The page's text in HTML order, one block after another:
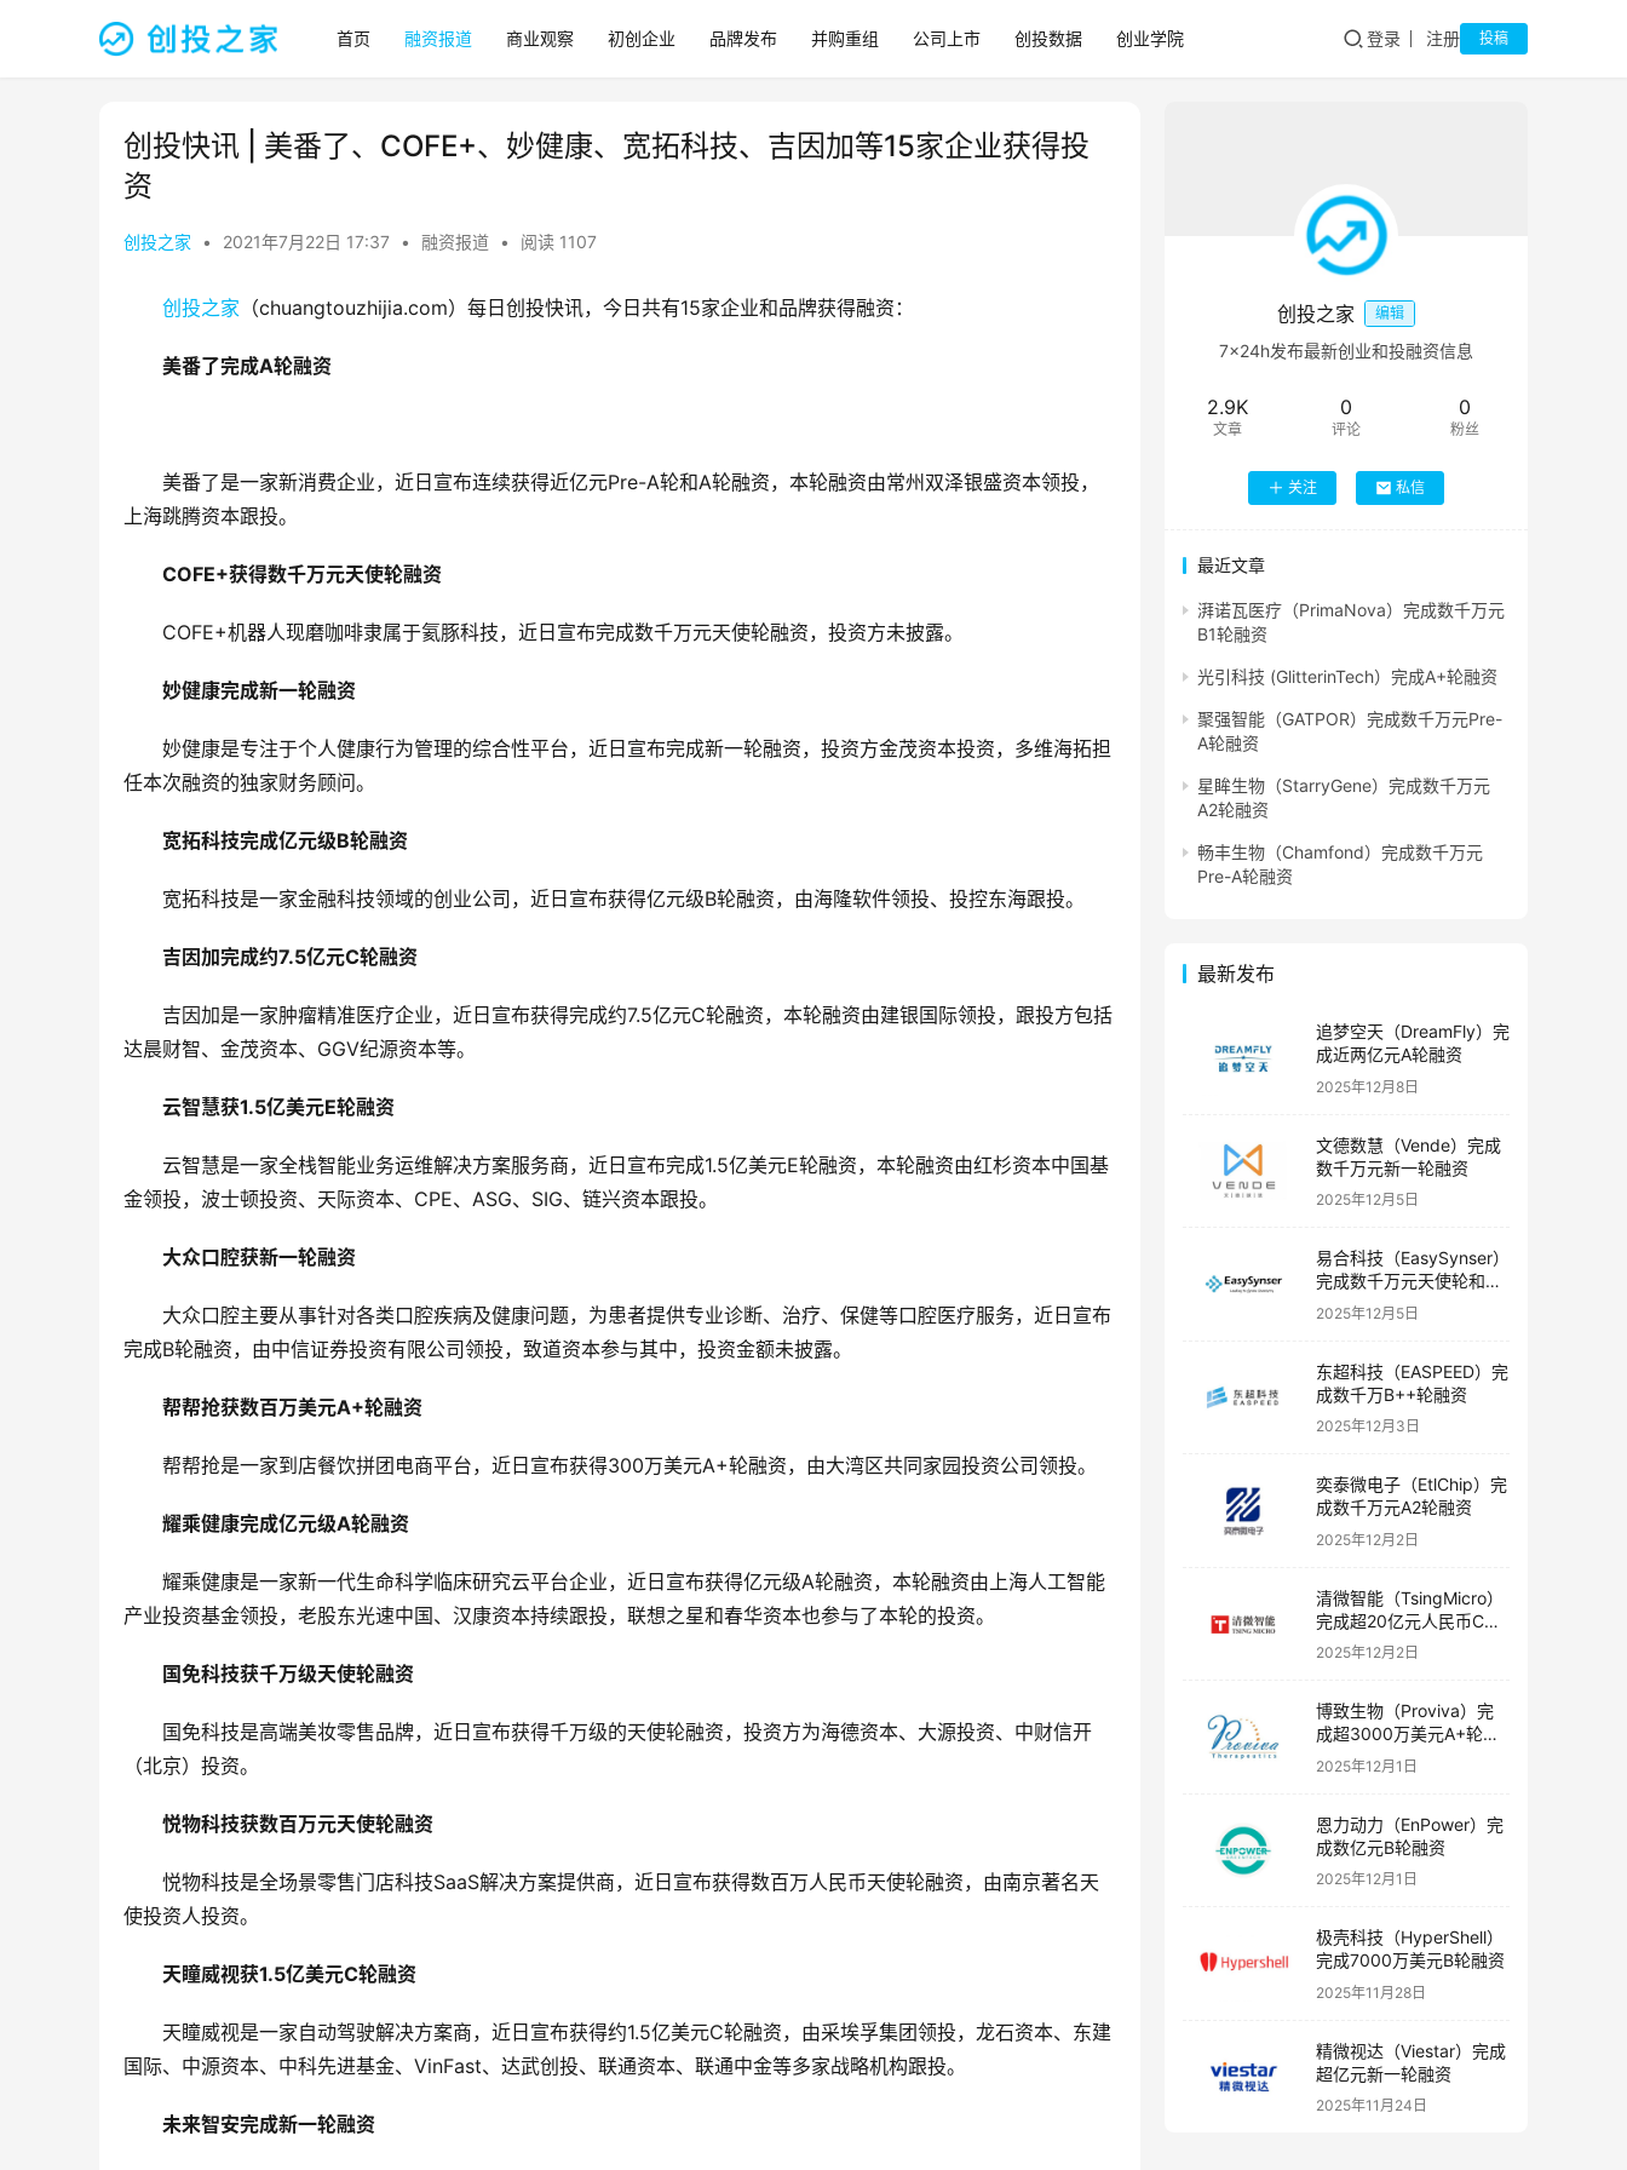
首页 融资报道 商业观察 初创企业 品牌发布 并购重组 公司上市 创投数据 创业学院 登录 注册 投稿
创投快讯 | 美番了、​COFE+、妙健康、宽拓科技、吉因加等15家企业获得投
资
创投之家 • 2021年7月22日 17:37 • 融资报道 • 阅读 1107
创投之家 （chuangtouzhijia.com）每日创投快讯，今日共有15家企业和品牌获得融资：
美番了完成A轮融资
美番了是一家新消费企业，近日宣布连续获得近亿元Pre-A轮和A轮融资，本轮融资由常州双泽银盛资本领投，
上海跳腾资本跟投。
COFE+获得数千万元天使轮融资
COFE+机器人现磨咖啡隶属于氦豚科技，近日宣布完成数千万元天使轮融资，投资方未披露。
妙健康完成新一轮融资
妙健康是专注于个人健康行为管理的综合性平台，近日宣布完成新一轮融资，投资方金茂资本投资，多维海拓担
任本次融资的独家财务顾问。
宽拓科技完成亿元级B轮融资
宽拓科技是一家金融科技领域的创业公司，近日宣布获得亿元级B轮融资，由海隆软件领投、投控东海跟投。
吉因加完成约7.5亿元C轮融资
吉因加是一家肿瘤精准医疗企业，近日宣布获得完成约7.5亿元C轮融资，本轮融资由建银国际领投，跟投方包括
达晨财智、金茂资本、GGV纪源资本等。
云智慧获1.5亿美元E轮融资
云智慧是一家全栈智能业务运维解决方案服务商，近日宣布完成1.5亿美元E轮融资，本轮融资由红杉资本中国基
金领投，波士顿投资、天际资本、CPE、ASG、SIG、链兴资本跟投。
大众口腔获新一轮融资
大众口腔主要从事针对各类口腔疾病及健康问题，为患者提供专业诊断、治疗、保健等口腔医疗服务，近日宣布
完成B轮融资，由中信证券投资有限公司领投，致道资本参与其中，投资金额未披露。
帮帮抢获数百万美元A+轮融资
帮帮抢是一家到店餐饮拼团电商平台，近日宣布获得300万美元A+轮融资，由大湾区共同家园投资公司领投。
耀乘健康完成亿元级A轮融资
耀乘健康是一家新一代生命科学临床研究云平台企业，近日宣布获得亿元级A轮融资，本轮融资由上海人工智能
产业投资基金领投，老股东光速中国、汉康资本持续跟投，联想之星和春华资本也参与了本轮的投资。
国免科技获千万级天使轮融资
国免科技是高端美妆零售品牌，近日宣布获得千万级的天使轮融资，投资方为海德资本、大源投资、中财信开
（北京）投资。
悦物科技获数百万元天使轮融资
悦物科技是全场景零售门店科技SaaS解决方案提供商，近日宣布获得数百万人民币天使轮融资，由南京著名天
使投资人投资。
天瞳威视获1.5亿美元C轮融资
天瞳威视是一家自动驾驶解决方案商，近日宣布获得约1.5亿美元C轮融资，由采埃孚集团领投，龙石资本、东建
国际、中源资本、中科先进基金、VinFast、达武创投、联通资本、联通中金等多家战略机构跟投。
未来智安完成新一轮融资
创投之家 编辑
7×24h发布最新创业和投融资信息
2.9K
文章
0
评论
0
粉丝
关注 私信
最近文章
湃诺瓦医疗（PrimaNova）完成数千万元
B1轮融资
光引科技 (GlitterinTech）完成A+轮融资
聚强智能（GATPOR）完成数千万元Pre-
A轮融资
星眸生物（StarryGene）完成数千万元
A2轮融资
畅丰生物（Chamfond）完成数千万元
Pre-A轮融资
最新发布
追梦空天（DreamFly）完
成近两亿元A轮融资
2025年12月8日
文德数慧（Vende）完成
数千万元新一轮融资
2025年12月5日
易合科技（EasySynser）
完成数千万元天使轮和天
使+轮融资
2025年12月5日
东超科技（EASPEED）完
成数千万B++轮融资
2025年12月3日
奕泰微电子（EtlChip）完
成数千万元A2轮融资
2025年12月2日
清微智能（TsingMicro）
完成超20亿元人民币C轮
融资
2025年12月2日
博致生物（Proviva）完
成超3000万美元A+轮融
资
2025年12月1日
恩力动力（EnPower）完
成数亿元B轮融资
2025年12月1日
极壳科技（HyperShell）
完成7000万美元B轮融资
2025年11月28日
精微视达（Viestar）完成
超亿元新一轮融资
2025年11月24日